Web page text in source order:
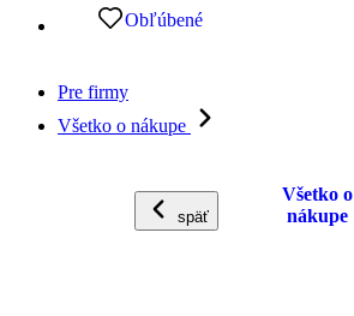
Obľúbené
Pre firmy
Všetko o nákupe
späť
Všetko o
nákupe